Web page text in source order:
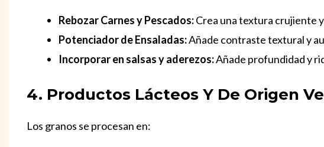
Rebozar Carnes y Pescados:Crea una textura crujiente
Potenciador de Ensaladas:Añade contraste textural y
Incorporar en salsas y aderezos:Añade profundidad y
4. Productos Lácteos Y De Origen
Los granos se procesan en: